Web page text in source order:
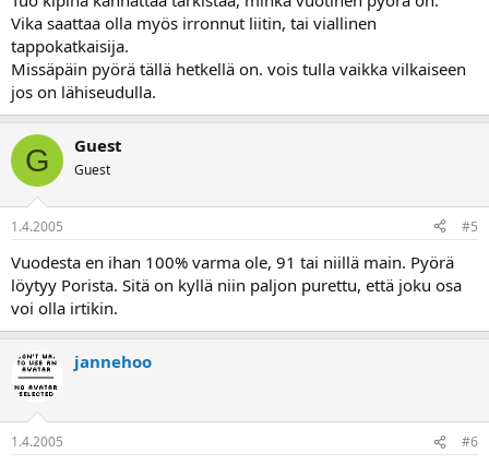
Vika saattaa olla myös irronnut liitin, tai viallinen
tappokatkaisija.
Missäpäin pyörä tällä hetkellä on. vois tulla vaikka vilkaiseen
jos on lähiseudulla.
G Guest
Guest
1.4.2005 #5
Vuodesta en ihan 100% varma ole, 91 tai niillä main. Pyörä
löytyy Porista. Sitä on kyllä niin paljon purettu, että joku osa
voi olla irtikin.
jannehoo
1.4.2005 #6